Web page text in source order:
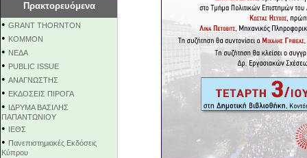
Πρακτορευόμενα
• GRANT THORNTON
• KOMMON
• NEΔΑ
• PUBLIC ISSUE
• ΑΝΑΓΝΩΣΤΗΣ
• ΕΚΔΟΣΕΙΣ ΠΙΡΟΓΑ
• ΙΔΡΥΜΑ ΒΑΣΙΛΗΣ
ΠΑΠΑΝΤΩΝΙΟΥ
• ΙΕΘΣ
• Πανεπιστημιακές Εκδόσεις
Κύπρου